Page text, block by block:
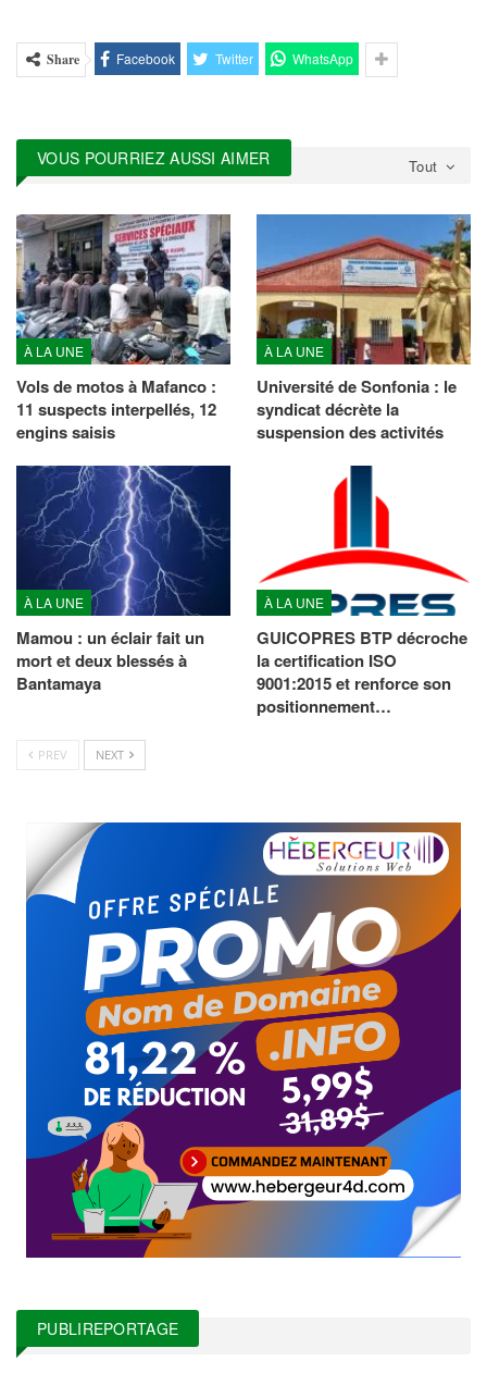
Share Facebook Twitter WhatsApp
Tout
VOUS POURRIEZ AUSSI AIMER
À LA UNE
Vols de motos à Mafanco :
11 suspects interpellés, 12
engins saisis
À LA UNE
Université de Sonfonia : le
syndicat décrète la
suspension des activités
À LA UNE
Mamou : un éclair fait un
mort et deux blessés à
Bantamaya
À LA UNE
GUICOPRES BTP décroche
la certification ISO
9001:2015 et renforce son
positionnement…
PREV NEXT
PUBLIREPORTAGE